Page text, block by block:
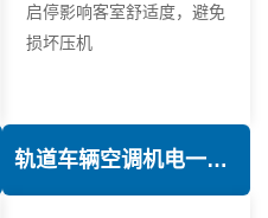
启停影响客室舒适度，避免
损坏压机
轨道车辆空调机电一体化技术